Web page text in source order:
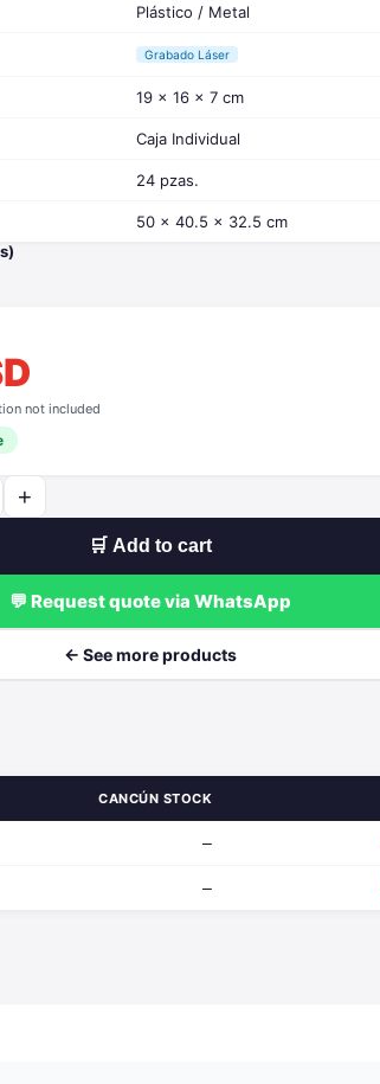
Plástico / Metal
Grabado Láser
19 x 16 x 7 cm
Caja Individual
24 pzas.
50 x 40.5 x 32.5 cm
not included
+
🛒 Add to cart
💬 Request quote via WhatsApp
← See more products
CANCÚN STOCK
—
—